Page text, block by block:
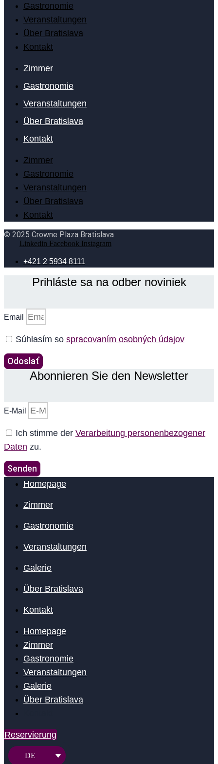
Gastronomie
Veranstaltungen
Über Bratislava
Kontakt
Zimmer
Gastronomie
Veranstaltungen
Über Bratislava
Kontakt
Zimmer
Gastronomie
Veranstaltungen
Über Bratislava
Kontakt
© 2025 Crowne Plaza Bratislava
Linkedin Facebook Instagram
+421 2 5934 8111
Prihláste sa na odber noviniek
Email
Súhlasím so spracovaním osobných údajov
Odoslať
Abonnieren Sie den Newsletter
E-Mail
Ich stimme der Verarbeitung personenbezogener
Daten zu.
Senden
Homepage
Zimmer
Gastronomie
Veranstaltungen
Galerie
Über Bratislava
Kontakt
Homepage
Zimmer
Gastronomie
Veranstaltungen
Galerie
Über Bratislava
Reservierung
DE